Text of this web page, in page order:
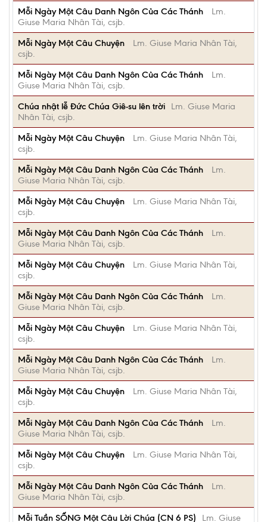
Mỗi Ngày Một Câu Danh Ngôn Của Các Thánh
Lm.
Giuse Maria Nhân Tài, csjb.
Mỗi Ngày Một Câu Chuyện
Lm. Giuse Maria Nhân Tài,
csjb.
Mỗi Ngày Một Câu Danh Ngôn Của Các Thánh
Lm.
Giuse Maria Nhân Tài, csjb.
Chúa nhật lễ Đức Chúa Giê-su lên trời
Lm. Giuse Maria
Nhân Tài, csjb.
Mỗi Ngày Một Câu Chuyện
Lm. Giuse Maria Nhân Tài,
csjb.
Mỗi Ngày Một Câu Danh Ngôn Của Các Thánh
Lm.
Giuse Maria Nhân Tài, csjb.
Mỗi Ngày Một Câu Chuyện
Lm. Giuse Maria Nhân Tài,
csjb.
Mỗi Ngày Một Câu Danh Ngôn Của Các Thánh
Lm.
Giuse Maria Nhân Tài, csjb.
Mỗi Ngày Một Câu Chuyện
Lm. Giuse Maria Nhân Tài,
csjb.
Mỗi Ngày Một Câu Danh Ngôn Của Các Thánh
Lm.
Giuse Maria Nhân Tài, csjb.
Mỗi Ngày Một Câu Chuyện
Lm. Giuse Maria Nhân Tài,
csjb.
Mỗi Ngày Một Câu Danh Ngôn Của Các Thánh
Lm.
Giuse Maria Nhân Tài, csjb.
Mỗi Ngày Một Câu Chuyện
Lm. Giuse Maria Nhân Tài,
csjb.
Mỗi Ngày Một Câu Danh Ngôn Của Các Thánh
Lm.
Giuse Maria Nhân Tài, csjb.
Mỗi Ngày Một Câu Chuyện
Lm. Giuse Maria Nhân Tài,
csjb.
Mỗi Ngày Một Câu Danh Ngôn Của Các Thánh
Lm.
Giuse Maria Nhân Tài, csjb.
Mỗi Tuần SỐNG Một Câu Lời Chúa (CN 6 PS)
Lm. Giuse